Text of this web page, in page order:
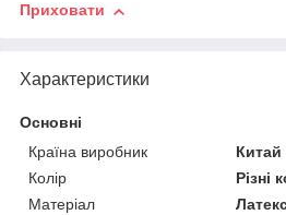
Приховати
Характеристики
Основні
Країна виробник
Китай
Колір
Різні
Матеріал